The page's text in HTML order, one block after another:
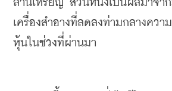
ล้านเหรียญ ส่วนหนึ่งเป็นผลมาจา
เครื่องสำอางที่ลดลงท่ามกลางคว
หุ้นในช่วงที่ผ่านมา